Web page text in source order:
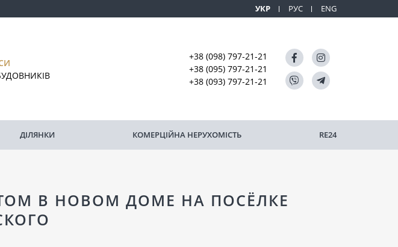
УКР РУС ENG
+38 (098) 797-21-21
+38 (095) 797-21-21
+38 (093) 797-21-21
ДІЛЯНКИ КОМЕРЦІЙНА НЕРУХОМІСТЬ RE24
В НОВОМ ДОМЕ НА ПОСЁЛКЕ